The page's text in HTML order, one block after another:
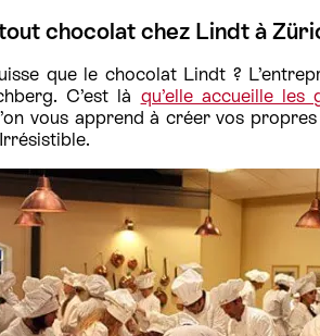
chocolat chez Lindt à
que le chocolat Lindt ?
C’est là qu’elle accueille les
vous apprend à créer vos